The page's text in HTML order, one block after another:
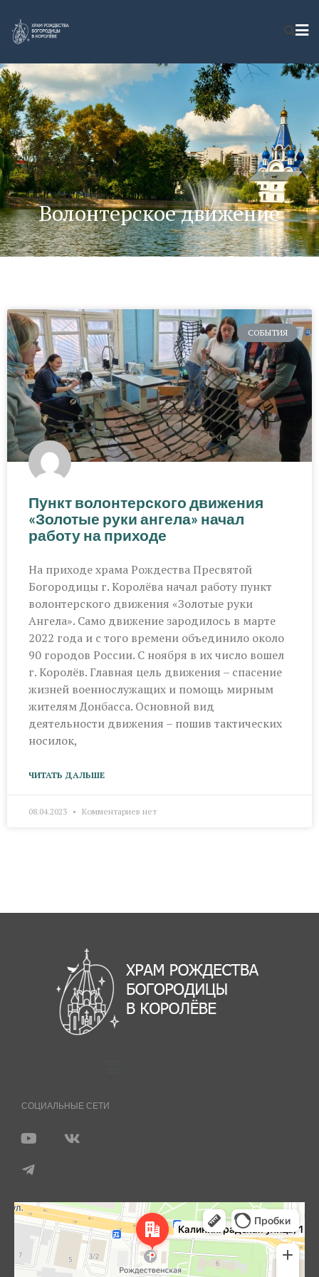
Волонтерское движение
СОБЫТИЯ
Пункт волонтерского движения
«Золотые руки ангела» начал
работу на приходе
На приходе храма Рождества Пресвятой
Богородицы г. Королёва начал работу пункт
волонтерского движения «Золотые руки
Ангела». Само движение зародилось в марте
2022 года и с того времени объединило около
90 городов России. С ноября в их число вошел
г. Королёв. Главная цель движения – спасение
жизней военнослужащих и помощь мирным
жителям Донбасса. Основной вид
деятельности движения – пошив тактических
носилок,
ЧИТАТЬ ДАЛЬШЕ
08.04.2023 Комментариев нет
СОЦИАЛЬНЫЕ СЕТИ
Королёв
Яндекс Карты — транспорт, навигация, поиск мест